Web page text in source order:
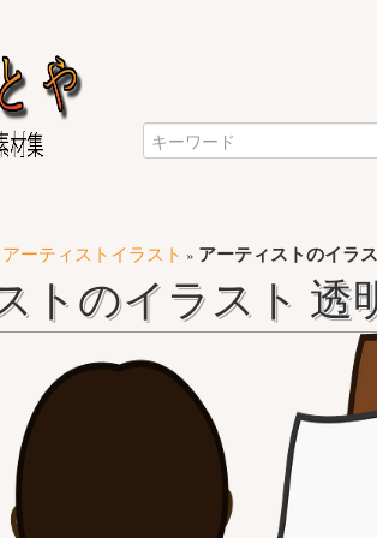
アーティストイラスト » アーティストのイラ
トのイラスト 透